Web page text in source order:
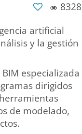
8328
artificial
y la gestión
especializada
dirigidos
de modelado,